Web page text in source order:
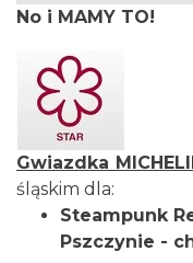
No i MAMY TO!
Gwiazdka
śląskim dla:
Steampunk
Pszczynie -